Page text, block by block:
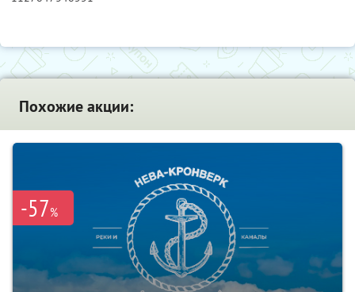
Похожие акции:
-57%